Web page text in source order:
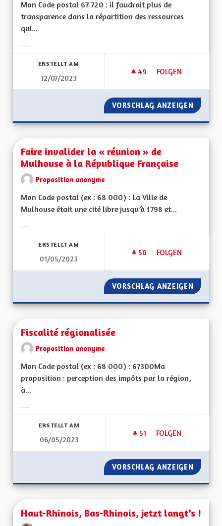
Mon Code postal 67 720 : il faudrait plus de
transparence dans la répartition des ressources
qui...
ERSTELLT AM
12/07/2023
49 49 FOLLOWER
FOLGEN
EGALITÉ ENTRE
VORSCHLAG ANZEIGEN
Faire invalider la « réunion » de
Mulhouse à la République Française
Proposition anonyme
Mon Code postal (ex : 68 000) : La Ville de
Mulhouse était une cité libre jusqu’à 1798 et...
ERSTELLT AM
01/05/2023
50 50 FOLLOWER
FOLGEN
FAIRE INVALIDER
VORSCHLAG ANZEIGEN FAIRE
Fiscalité régionalisée
Proposition anonyme
Mon Code postal (ex : 68 000) : 67300Ma
proposition : perception des impôts par la région,
à...
ERSTELLT AM
06/05/2023
51 51 FOLLOWER
FOLGEN
FISCALITÉ
VORSCHLAG ANZEIGEN
Haut-Rhinois, Bas-Rhinois, jetzt langt’s !